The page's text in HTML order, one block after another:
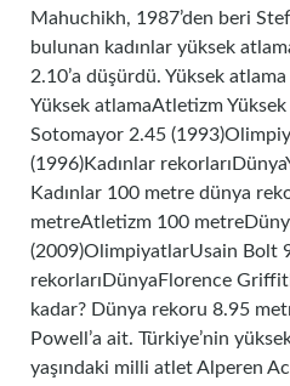
Mahuchikh, 1987’den beri
bulunan kadınlar yüksek
2.10’a düşürdü. Yüksek
Yüksek atlamaAtletizm
Sotomayor 2.45
(1996)Kadınlar
Kadınlar 100 metre dünya
metreAtletizm 100
(2009)OlimpiyatlarUsain Bolt
rekorlarıDünyaFlorence
kadar? Dünya rekoru 8.95
Powell’a ait. Türkiye’nin
yaşındaki milli atlet Alperen